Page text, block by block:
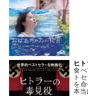
ヒ
食
ト
を
本